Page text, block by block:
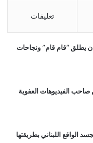
تعليقات
يطلق “قام قام” ونجاحات
الفيديوهات العفوية
اللبناني بطريقتها